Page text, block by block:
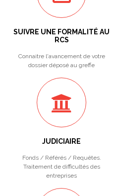
SUIVRE UNE FORMALITÉ AU
RCS
Connaitre l'avancement de votre
dossier déposé au greffe
JUDICIAIRE
Fonds / Référés / Requêtes.
Traitement de difficultés des
entreprises